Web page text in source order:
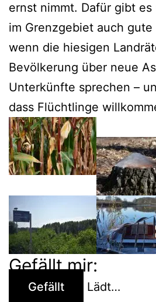
ernst nimmt. Dafür gibt
im Grenzgebiet auch gute
wenn die hiesigen
Bevölkerung über neue
Unterkünfte sprechen –
dass Flüchtlinge
Gefällt mir:
Gefällt Lädt…